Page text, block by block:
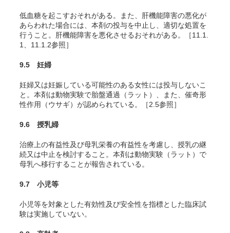
低血糖を起こすおそれがある。また、肝機能障害の悪化が
あらわれた場合には、本剤の投与を中止し、適切な処置を
行うこと。肝機能障害を悪化させるおそれがある。［11.1.
1、11.1.2参照］
9.5 妊婦
妊婦又は妊娠している可能性のある女性には投与しないこ
と。本剤は動物実験で胎盤通過（ラット）、また、催奇形
性作用（ウサギ）が認められている。［2.5参照］
9.6 授乳婦
治療上の有益性及び母乳栄養の有益性を考慮し、授乳の継
続又は中止を検討すること。本剤は動物実験（ラット）で
母乳へ移行することが報告されている。
9.7 小児等
小児等を対象とした有効性及び安全性を指標とした臨床試
験は実施していない。